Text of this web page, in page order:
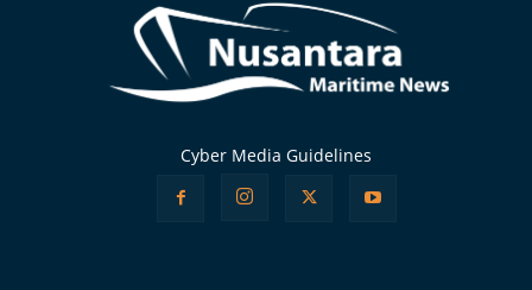
Cyber Media Guidelines